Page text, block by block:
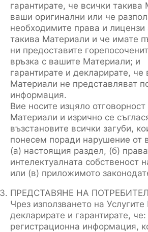
гарантирате, че всички такива
ваши оригинални или че
необходимите права и лицензи
такива Материали и че имате
ни предоставите
връзка с вашите Материали; и
гарантирате и декларирате, че
Материали не представляват
информация.
Вие носите изцяло
Материали и изрично се
възстановите всички загуби,
понесем поради нарушение от
(а) настоящия раздел, (б)
интелектуалната собственост
или (в) приложимото
ПРЕДСТАВЯНЕ НА
Чрез използването на Услугите
декларирате и гарантирате,
регистрационна информация,